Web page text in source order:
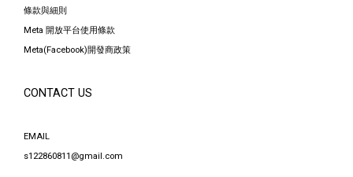
條款與細則
Meta 開放平台使用條款
Meta(Facebook)開發商政策
CONTACT US
EMAIL
s122860811@gmail.com